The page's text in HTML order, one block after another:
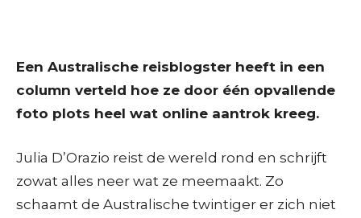
Een Australische reisblogster heeft in een
column verteld hoe ze door één opvallende
foto plots heel wat online aantrok kreeg.
Julia D’Orazio reist de wereld rond en schrijft
zowat alles neer wat ze meemaakt. Zo
schaamt de Australische twintiger er zich niet